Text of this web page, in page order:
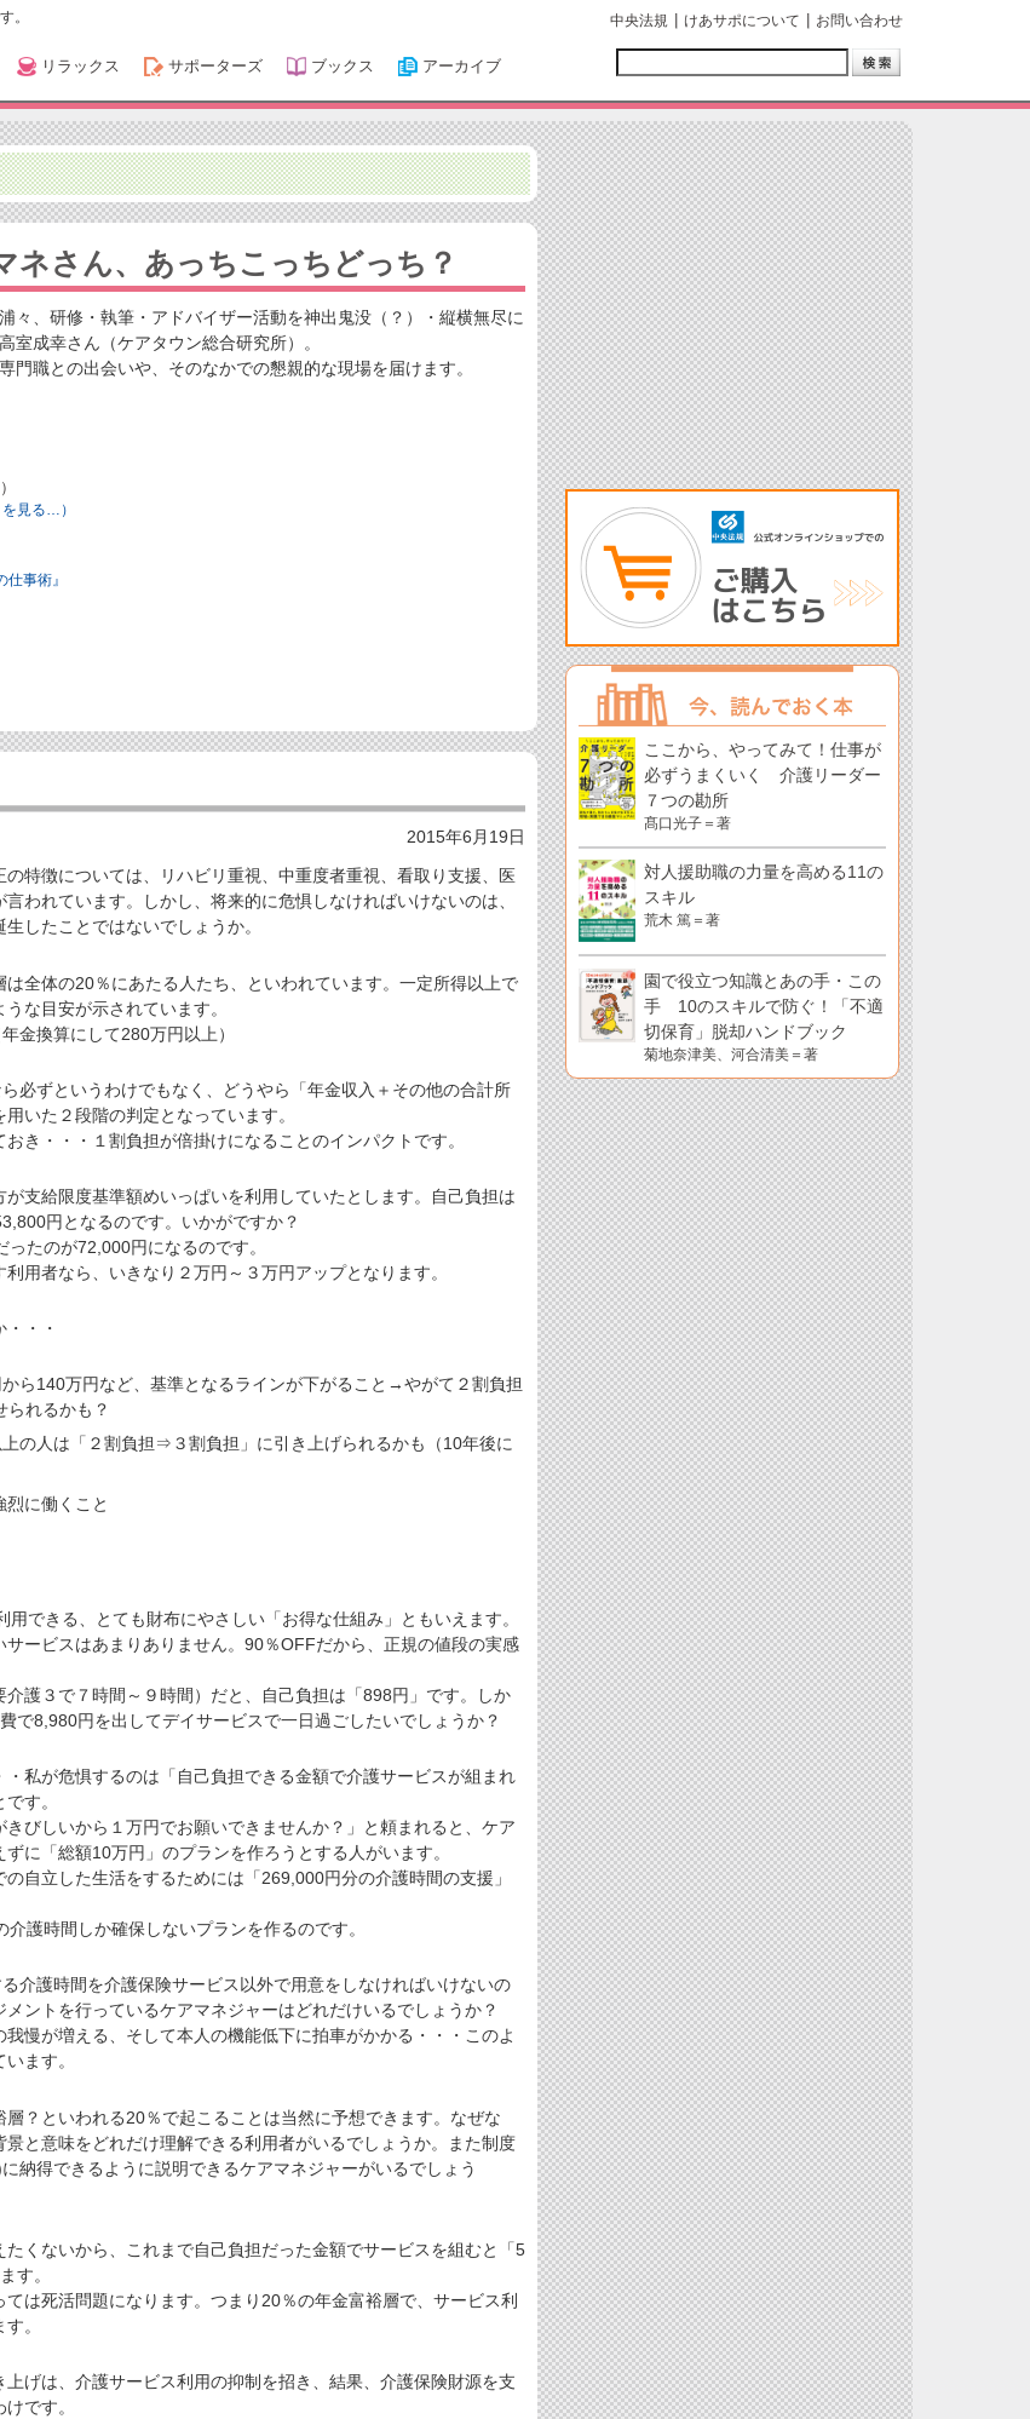
。
リラックス サポーターズ ブックス アーカイブ
中央法規 けあサポについて お問い合わせ
ネさん、あっちこっちどっち？
々、研修・執筆・アドバイザー活動を神出鬼没（？）・縦横無尽に
室成幸さん（ケアタウン総合研究所）。
門職との出会いや、そのなかでの懇親的な現場を届けます。
を見る…）
仕事術』
2015年6月19日
特徴については、リハビリ重視、中重度者重視、看取り支援、医
われています。しかし、将来的に危惧しなければいけないのは、
したことではないでしょうか。
全体の20％にあたる人たち、といわれています。一定所得以上で
な目安が示されています。
金換算にして280万円以上）
必ずというわけでもなく、どうやら「年金収入＋その他の合計所
いた２段階の判定となっています。
き・・・１割負担が倍掛けになることのインパクトです。
支給限度基準額めいっぱいを利用していたとします。自己負担は
円となるのです。いかがですか？
たのが72,000円になるのです。
用者なら、いきなり２万円～３万円アップとなります。
・・
から140万円など、基準となるラインが下がること→やがて２割負担
られるかも？
上の人は「２割負担⇒３割負担」に引き上げられるかも（10年後に
烈に働くこと
できる、とても財布にやさしい「お得な仕組み」ともいえます。
サービスはあまりありません。90％OFFだから、正規の値段の実感
護３で７時間～９時間）だと、自己負担は「898円」です。しか
で8,980円を出してデイサービスで一日過ごしたいでしょうか？
私が危惧するのは「自己負担できる金額で介護サービスが組まれ
す。
びしいから１万円でお願いできませんか？」と頼まれると、ケア
に「総額10万円」のプランを作ろうとする人がいます。
自立した生活をするためには「269,000円分の介護時間の支援」
護時間しか確保しないプランを作るのです。
介護時間を介護保険サービス以外で用意をしなければいけないの
ントを行っているケアマネジャーはどれだけいるでしょうか？
慢が増える、そして本人の機能低下に拍車がかかる・・・このよ
ます。
？といわれる20％で起こることは当然に予想できます。なぜな
景と意味をどれだけ理解できる利用者がいるでしょうか。また制度
納得できるように説明できるケアマネジャーがいるでしょう
くないから、これまで自己負担だった金額でサービスを組むと「5
す。
は死活問題になります。つまり20％の年金富裕層で、サービス利
。
げは、介護サービス利用の抑制を招き、結果、介護保険財源を支
です。
ここから、やってみて！仕事が
必ずうまくいく 介護リーダー
７つの勘所
髙口光子＝著
対人援助職の力量を高める11の
スキル
荒木 篤＝著
園で役立つ知識とあの手・この
手 10のスキルで防ぐ！「不適
切保育」脱却ハンドブック
菊地奈津美、河合清美＝著